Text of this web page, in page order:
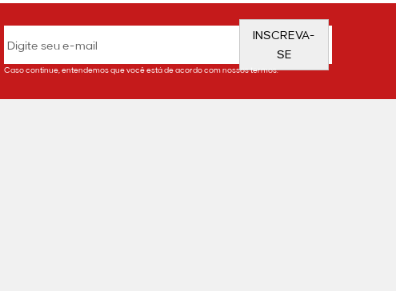
INSCREVA-
SE
Caso continue, entendemos que você está de acordo com nossos termos.